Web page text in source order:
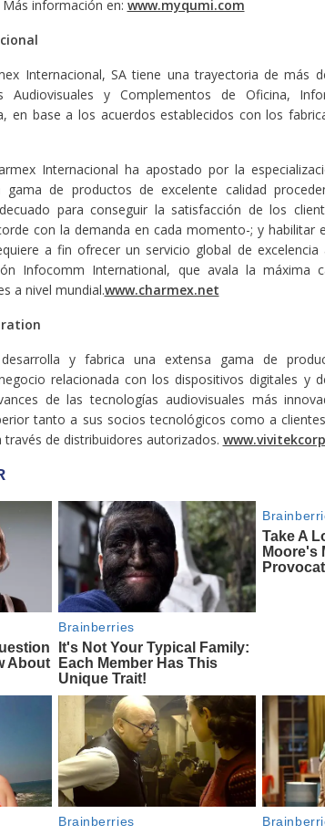
información en: www.myqumi.com
Internacional, SA tiene una trayectoria de más
Audiovisuales y Complementos de Oficina,
en base a los acuerdos establecidos con los
Internacional ha apostado por la
gama de productos de excelente calidad
para conseguir la satisfacción de los
con la demanda en cada momento-; y habilitar
a fin ofrecer un servicio global de excelencia
Infocomm International, que avala la máxima
a nivel mundial.www.charmex.net
y fabrica una extensa gama de
relacionada con los dispositivos digitales y
de las tecnologías audiovisuales más
tanto a sus socios tecnológicos como a
través de distribuidores autorizados.